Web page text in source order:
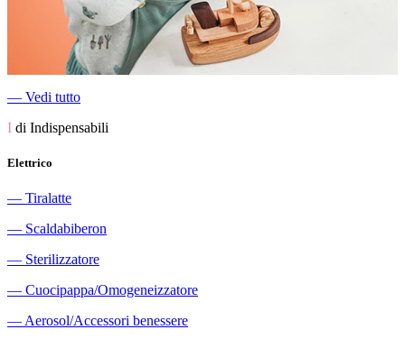
― Vedi tutto
I di Indispensabili
Elettrico
― Tiralatte
― Scaldabiberon
― Sterilizzatore
― Cuocipappa/Omogeneizzatore
― Aerosol/Accessori benessere